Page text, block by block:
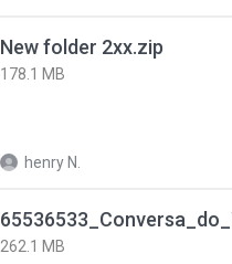
New folder 2xx.zip
178.1 MB
henry N.
262.1 MB